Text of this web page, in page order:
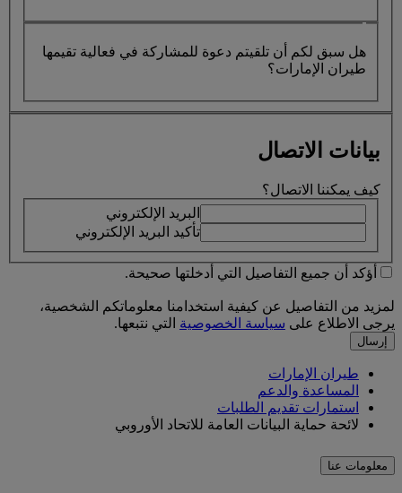
هل سبق لكم أن تلقيتم دعوة للمشاركة في فعالية تقيمها
طيران الإمارات؟
بيانات الاتصال
كيف يمكننا الاتصال؟
البريد الإلكتروني
تأكيد البريد الإلكتروني
أؤكد أن جميع التفاصيل التي أدخلتها صحيحة.
لمزيد من التفاصيل عن كيفية استخدامنا معلوماتكم الشخصية،
يرجى الاطلاع على سياسة الخصوصية التي نتبعها.
إرسال
طيران الإمارات
المساعدة والدعم
استمارات تقديم الطلبات
لائحة حماية البيانات العامة للاتحاد الأوروبي
معلومات عنا